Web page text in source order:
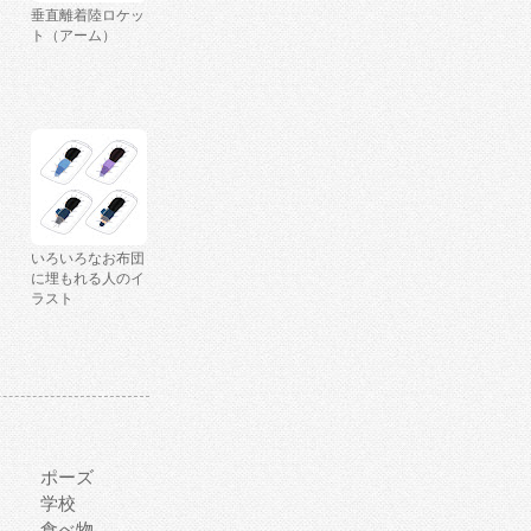
垂直離着陸ロケッ
ト（アーム）
いろいろなお布団
に埋もれる人のイ
ラスト
ポーズ
学校